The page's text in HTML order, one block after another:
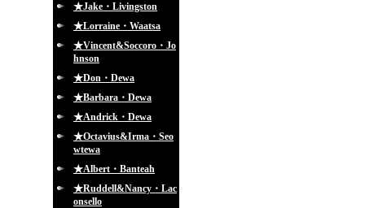
★Jake・Livingston
★Lorraine・Waatsa
★Vincent&Soccoro・Jo
hnson
★Don・Dewa
★Barbara・Dewa
★Andrick・Dewa
★Octavius&Irma・Seo
wtewa
★Albert・Banteah
★Ruddell&Nancy・Lac
onsello